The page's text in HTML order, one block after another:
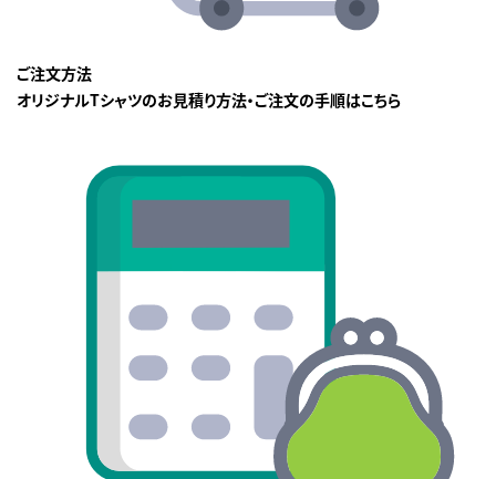
ご注文方法
オリジナルTシャツのお見積り方法・ご注文の手順はこちら